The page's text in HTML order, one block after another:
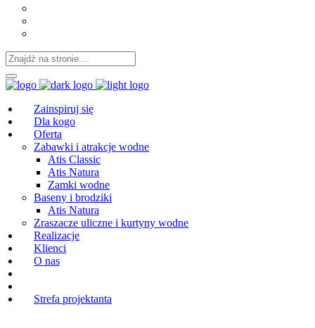
Zainspiruj się
Dla kogo
Oferta
Zabawki i atrakcje wodne
Atis Classic
Atis Natura
Zamki wodne
Baseny i brodziki
Atis Natura
Zraszacze uliczne i kurtyny wodne
Realizacje
Klienci
O nas
Strefa projektanta